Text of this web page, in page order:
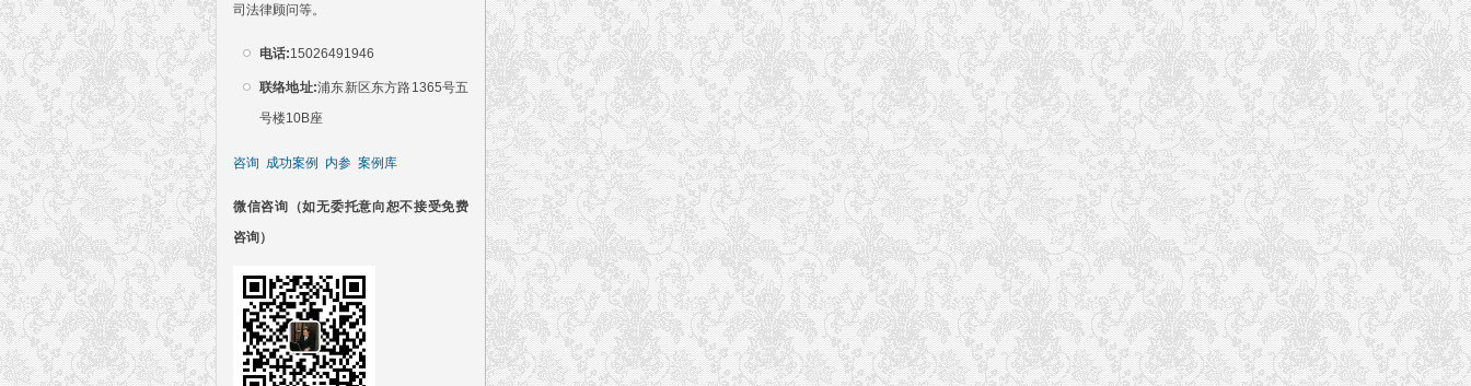
司法律顾问等。
电话:15026491946
联络地址:浦东新区东方路1365号五
号楼10B座
咨询 成功案例 内参 案例库
微信咨询（如无委托意向恕不接受免费
咨询）